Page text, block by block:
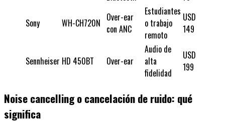
Sony WH-CH720N Over-ear
con ANC
Estudiantes
o trabajo
remoto
USD
149
Sennheiser HD 450BT Over-ear
Audio de
alta
fidelidad
USD
199
Noise cancelling o cancelación de ruido: qué
significa